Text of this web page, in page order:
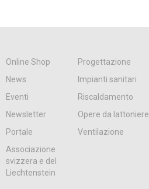
Online Shop
Progettazione
News
Impianti sanitari
Eventi
Riscaldamento
Newsletter
Opere da lattoniere
Portale
Ventilazione
Associazione
svizzera e del
Liechtenstein